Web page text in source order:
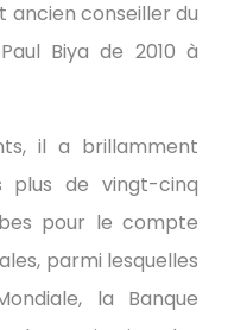
ancien conseiller du
Biya de 2010 à
il a brillamment
plus de vingt-cinq
pour le compte
parmi lesquelles
la Banque